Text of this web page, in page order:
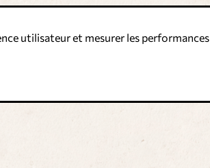
utilisateur et mesurer les